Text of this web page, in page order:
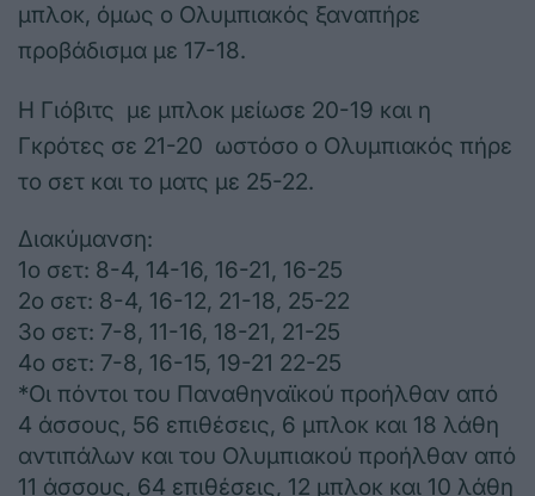
μπλοκ, όμως ο Ολυμπιακός ξαναπήρε
προβάδισμα με 17-18.
Η Γιόβιτς με μπλοκ μείωσε 20-19 και η
Γκρότες σε 21-20 ωστόσο ο Ολυμπιακός πήρε
το σετ και το ματς με 25-22.
Διακύμανση:
1ο σετ: 8-4, 14-16, 16-21, 16-25
2ο σετ: 8-4, 16-12, 21-18, 25-22
3ο σετ: 7-8, 11-16, 18-21, 21-25
4ο σετ: 7-8, 16-15, 19-21 22-25
*Οι πόντοι του Παναθηναϊκού προήλθαν από
4 άσσους, 56 επιθέσεις, 6 μπλοκ και 18 λάθη
αντιπάλων και του Ολυμπιακού προήλθαν από
11 άσσους, 64 επιθέσεις, 12 μπλοκ και 10 λάθη